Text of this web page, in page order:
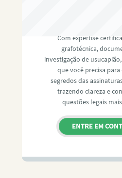
Com expertise
grafotécnica,
investigação de
que você precisa
segredos das
trazendo clareza e
questões legais
ENTRE EM